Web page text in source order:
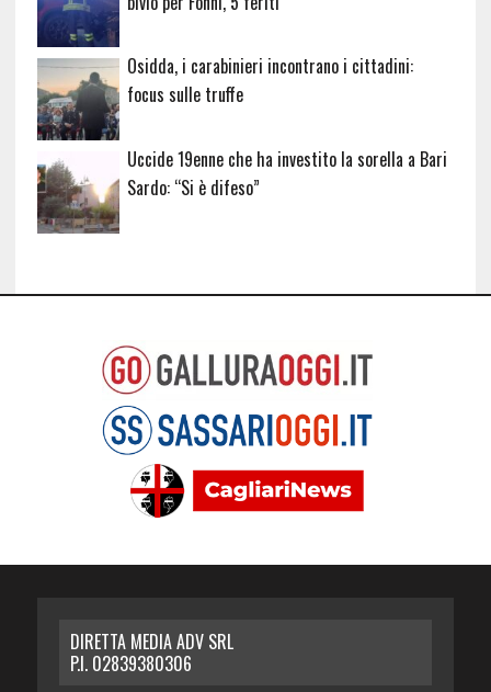
Osidda, i carabinieri incontrano i cittadini:
focus sulle truffe
Uccide 19enne che ha investito la sorella a Bari
Sardo: “Si è difeso”
DIRETTA MEDIA ADV SRL
P.I. 02839380306